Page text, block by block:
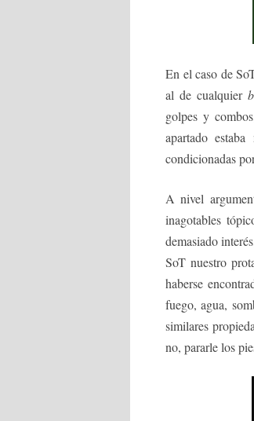
En el caso de
al de cualquier
golpes y
apartado
condicionadas
A nivel
inagotables
demasiado
SoT nuestro
haberse
fuego, agua,
similares
no, pararle los